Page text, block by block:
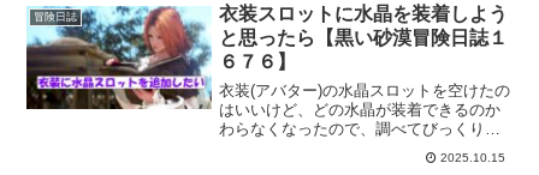
冒険日誌
衣装スロットに水晶を装着しよう
と思ったら【黒い砂漠冒険日誌１
６７６】
衣装(アバター)の水晶スロットを空けたの
はいいけど、どの水晶が装着できるのか
わらなくなったので、調べてびっくり！
難易度高めです。ポイントは「衣装交換
券」が必要という事以外は、そこまで難
2025.10.15